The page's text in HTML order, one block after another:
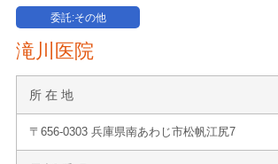
委託:その他
滝川医院
所 在 地
〒656-0303 兵庫県南あわじ市松帆江尻7